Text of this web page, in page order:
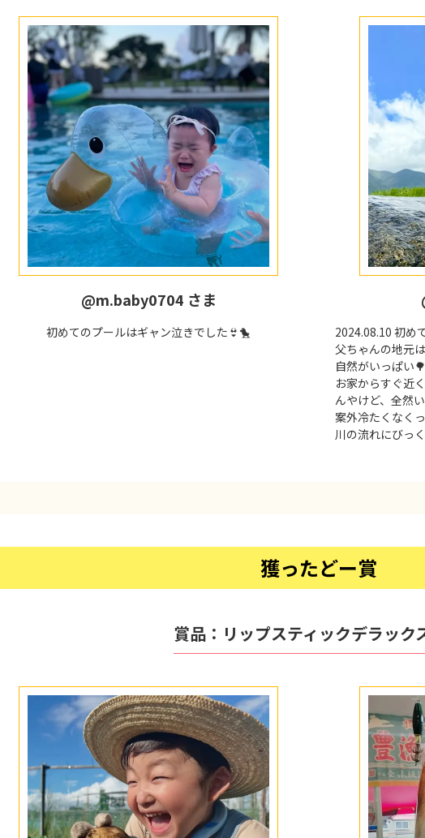
@m.baby0704 さま
初めてのプールはギャン泣きでした👙🐤
2024.08.10 初め
父ちゃんの地元
自然がいっぱい
お家からすぐ近
んやけど、全然
案外冷たくなく
川の流れにびっ
獲ったどー賞
賞品： リップスティックデラック